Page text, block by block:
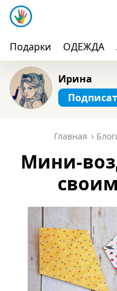
Подарки ОДЕЖДА
Ирина
Главная
Мини-